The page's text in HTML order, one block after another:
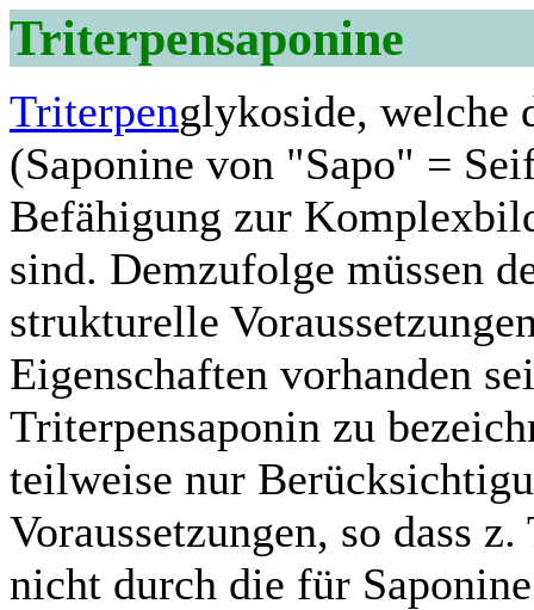
Triterpensaponine
Triterpenglykoside, welche
(Saponine von "Sapo" =
Befähigung zur
sind. Demzufolge müssen
strukturelle
Eigenschaften vorhanden
Triterpensaponin zu
teilweise nur
Voraussetzungen, so dass
nicht durch die für